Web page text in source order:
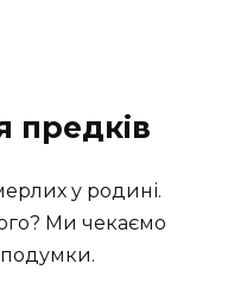
предків
у родині.
Ми чекаємо
подумки.